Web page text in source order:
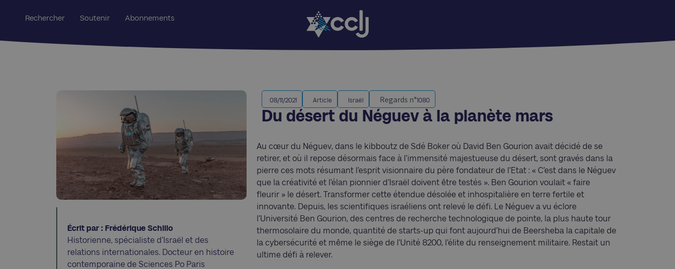
Rechercher Soutenir Abonnements
Écrit par : Frédérique Schillo
Historienne, spécialiste d’Israël et des
relations internationales. Docteur en histoire
contemporaine de Sciences Po Paris
08/11/2021 Article Israël Regards n°1080
Du désert du Néguev à la planète mars
Au cœur du Néguev, dans le kibboutz de Sdé Boker où David Ben Gourion avait décidé de se
retirer, et où il repose désormais face à l’immensité majestueuse du désert, sont gravés dans la
pierre ces mots résumant l’esprit visionnaire du père fondateur de l’Etat : « C’est dans le Néguev
que la créativité et l’élan pionnier d’Israël doivent être testés ». Ben Gourion voulait « faire
fleurir » le désert. Transformer cette étendue désolée et inhospitalière en terre fertile et
innovante. Depuis, les scientifiques israéliens ont relevé le défi. Le Néguev a vu éclore
l’Université Ben Gourion, des centres de recherche technologique de pointe, la plus haute tour
thermosolaire du monde, quantité de starts-up qui font aujourd’hui de Beersheba la capitale de
la cybersécurité et même le siège de l’Unité 8200, l’élite du renseignement militaire. Restait un
ultime défi à relever.